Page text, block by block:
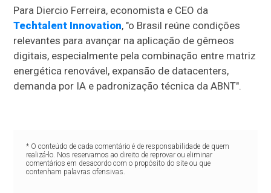
Para Diercio Ferreira, economista e CEO da
Techtalent Innovation, "o Brasil reúne condições
relevantes para avançar na aplicação de gêmeos
digitais, especialmente pela combinação entre matriz
energética renovável, expansão de datacenters,
demanda por IA e padronização técnica da ABNT".
* O conteúdo de cada comentário é de responsabilidade de quem
realizá-lo. Nos reservamos ao direito de reprovar ou eliminar
comentários em desacordo com o propósito do site ou que
contenham palavras ofensivas.